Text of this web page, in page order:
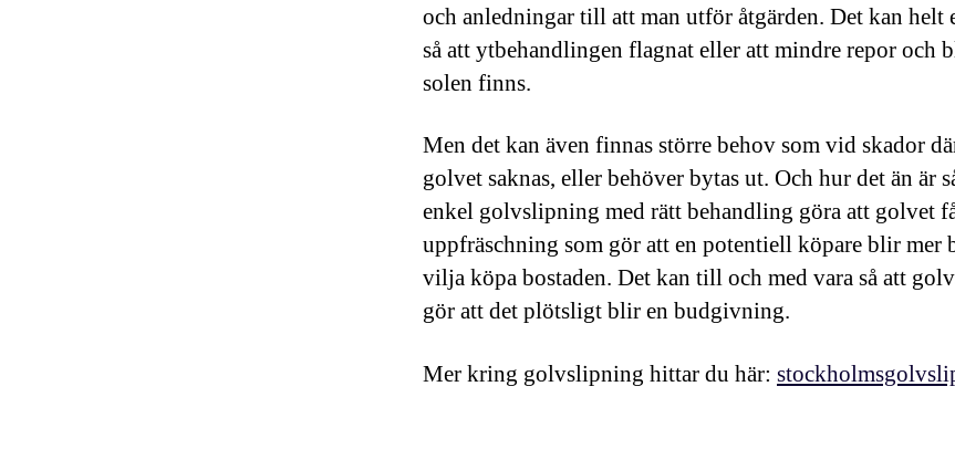
och anledningar till att man utför åtgärden. Det kan helt
så att ytbehandlingen flagnat eller att mindre repor och
solen finns.
Men det kan även finnas större behov som vid skador
golvet saknas, eller behöver bytas ut. Och hur det än är
enkel golvslipning med rätt behandling göra att golvet
uppfräschning som gör att en potentiell köpare blir mer
vilja köpa bostaden. Det kan till och med vara så att
gör att det plötsligt blir en budgivning.
Mer kring golvslipning hittar du här: